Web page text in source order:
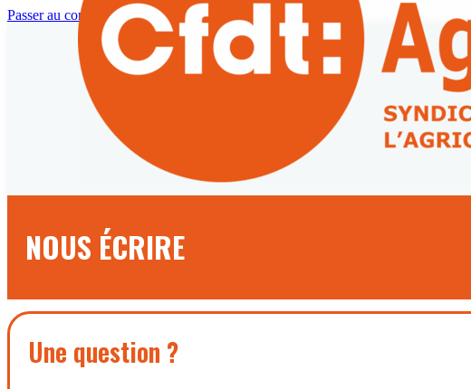
Passer au contenu principal
NOUS ÉCRIRE
Une question ?